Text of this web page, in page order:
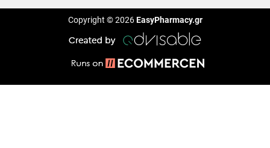
Copyright © 2026EasyPharmacy.gr